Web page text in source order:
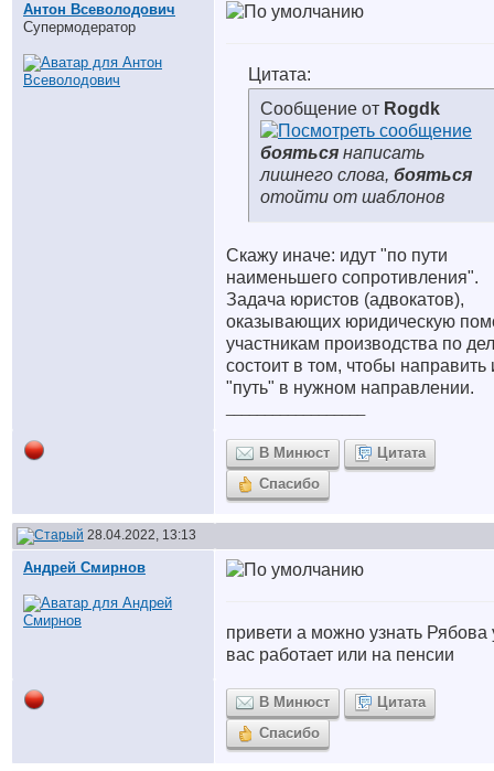
Антон Всеволодович
Супермодератор
Цитата:
Сообщение от Rogdk
бояться написать
лишнего слова, бояться
отойти от шаблонов
Скажу иначе: идут "по пути
наименьшего сопротивления".
Задача юристов (адвокатов),
оказывающих юридическую
участникам производства по
состоит в том, чтобы направить
"путь" в нужном направлении.
В Минюст
Цитата
Спасибо
28.04.2022, 13:13
Андрей Смирнов
привети а можно узнать Рябова
вас работает или на пенсии
В Минюст
Цитата
Спасибо